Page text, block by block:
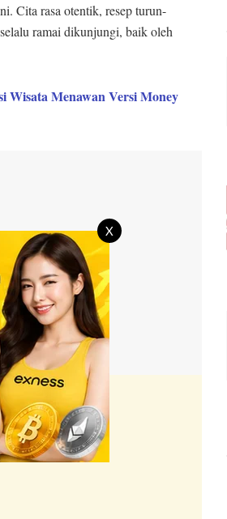
X
Cita rasa otentik, resep turun-
ramai dikunjungi, baik oleh
Wisata Menawan Versi Money